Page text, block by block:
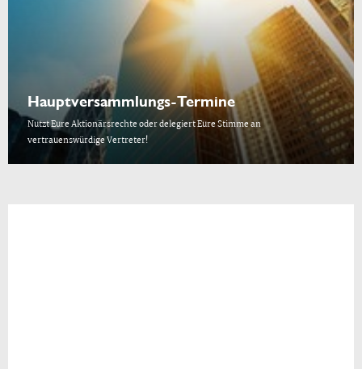
Hauptversammlungs-Termine
Nutzt Eure Aktionärsrechte oder delegiert Eure Stimme an
vertrauenswürdige Vertreter!